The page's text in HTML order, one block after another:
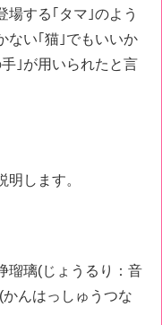
場する｢タマ｣のよう
ない｢猫｣でもいいか
｣が用いられたと言
明します。
瑠璃(じょうるり：音
んはっしゅうつな